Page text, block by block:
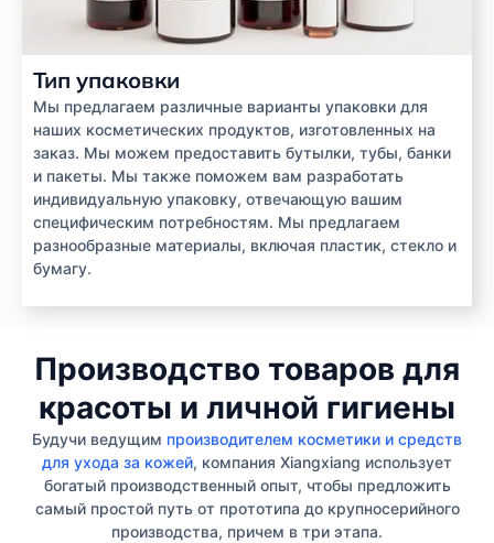
Тип упаковки
Мы предлагаем различные варианты упаковки для
наших косметических продуктов, изготовленных на
заказ. Мы можем предоставить бутылки, тубы, банки
и пакеты. Мы также поможем вам разработать
индивидуальную упаковку, отвечающую вашим
специфическим потребностям. Мы предлагаем
разнообразные материалы, включая пластик, стекло и
бумагу.
Производство товаров для
красоты и личной гигиены
Будучи ведущим производителем косметики и средств
для ухода за кожей, компания Xiangxiang использует
богатый производственный опыт, чтобы предложить
самый простой путь от прототипа до крупносерийного
производства, причем в три этапа.